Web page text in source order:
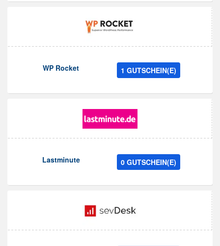
WP Rocket 1 GUTSCHEIN(E)
Lastminute 0 GUTSCHEIN(E)